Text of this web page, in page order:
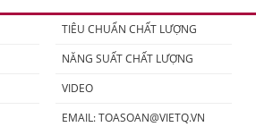
TIÊU CHUẨN CHẤT LƯỢNG
NĂNG SUẤT CHẤT LƯỢNG
VIDEO
EMAIL:TOASOAN@VIETQ.VN